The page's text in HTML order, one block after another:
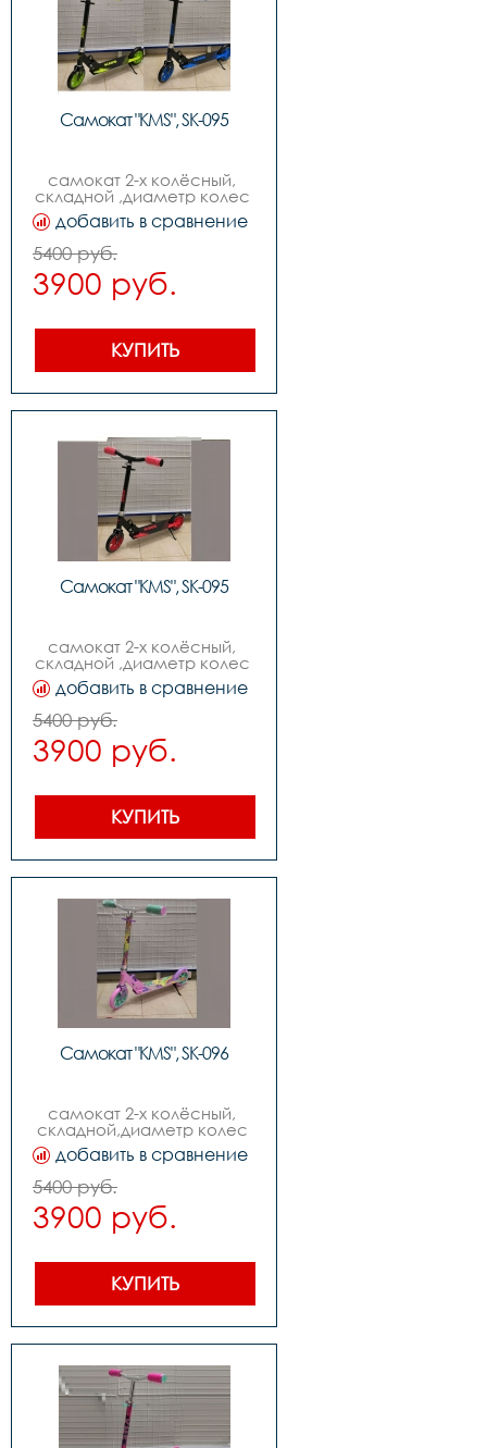
Самокат "KMS", SK-095
самокат 2-х колёсный,
складной ,диаметр колес
170мм,возраст от 9-ти лет
добавить в сравнение
5400 руб.
3900 руб.
КУПИТЬ
Самокат "KMS", SK-095
самокат 2-х колёсный,
складной ,диаметр колес
170мм,возраст от 9-ти лет
добавить в сравнение
5400 руб.
3900 руб.
КУПИТЬ
Самокат "KMS", SK-096
самокат 2-х колёсный,
складной,диаметр колес
170мм,руль с
регулировкой, изогнутый
quotbird typequot,возраст
от 9-ти лет
добавить в сравнение
5400 руб.
3900 руб.
КУПИТЬ